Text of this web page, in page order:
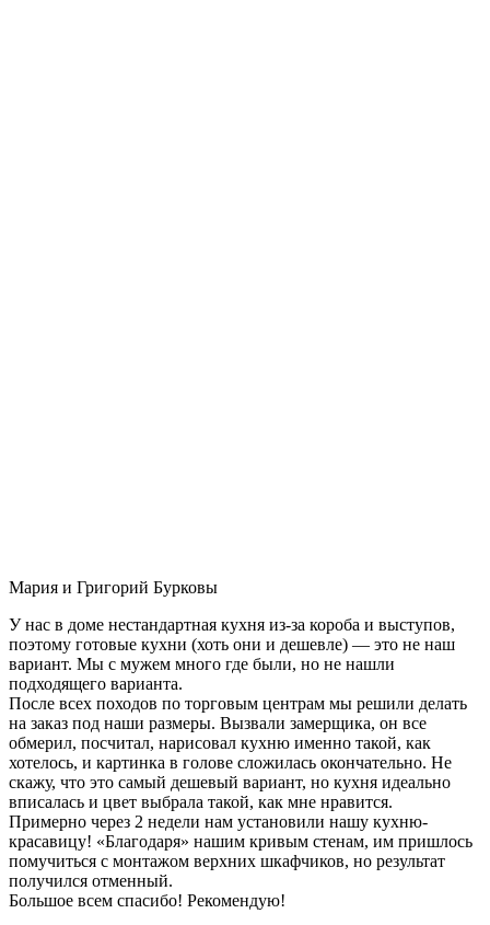
Мария и Григорий Бурковы
У нас в доме нестандартная кухня из-за короба и выступов,
поэтому готовые кухни (хоть они и дешевле) — это не наш
вариант. Мы с мужем много где были, но не нашли
подходящего варианта.
После всех походов по торговым центрам мы решили делать
на заказ под наши размеры. Вызвали замерщика, он все
обмерил, посчитал, нарисовал кухню именно такой, как
хотелось, и картинка в голове сложилась окончательно. Не
скажу, что это самый дешевый вариант, но кухня идеально
вписалась и цвет выбрала такой, как мне нравится.
Примерно через 2 недели нам установили нашу кухню-
красавицу! «Благодаря» нашим кривым стенам, им пришлось
помучиться с монтажом верхних шкафчиков, но результат
получился отменный.
Большое всем спасибо! Рекомендую!